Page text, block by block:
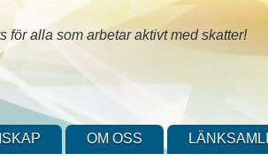
för alla som arbetar aktivt med skatter!
OM OSS